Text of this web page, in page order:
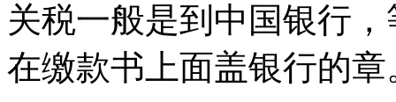
关税一般是到中国银行
在缴款书上面盖银行的章